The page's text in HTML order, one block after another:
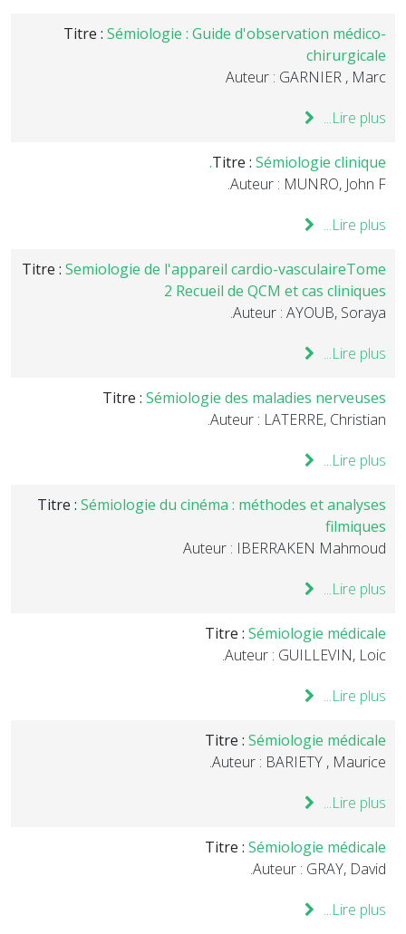
Titre : Sémiologie : Guide d'observation médico-
chirurgicale
Auteur : GARNIER , Marc
Lire plus...
Titre : Sémiologie clinique.
Auteur : MUNRO, John F.
Lire plus...
Titre : Semiologie de l'appareil cardio-vasculaireTome
2 Recueil de QCM et cas cliniques
Auteur : AYOUB, Soraya.
Lire plus...
Titre : Sémiologie des maladies nerveuses
Auteur : LATERRE, Christian.
Lire plus...
Titre : Sémiologie du cinéma : méthodes et analyses
filmiques
Auteur : IBERRAKEN Mahmoud
Lire plus...
Titre : Sémiologie médicale
Auteur : GUILLEVIN, Loic.
Lire plus...
Titre : Sémiologie médicale
Auteur : BARIETY , Maurice.
Lire plus...
Titre : Sémiologie médicale
Auteur : GRAY, David.
Lire plus...